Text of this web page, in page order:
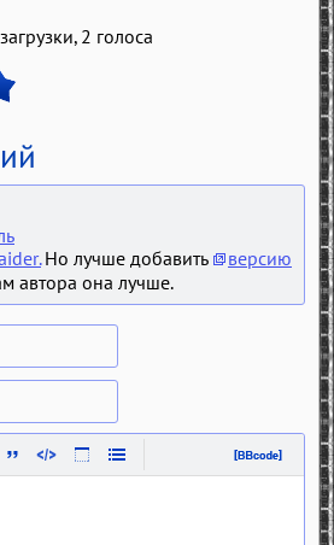
2 голоса
Но лучше добавить
версию
автора она лучше.